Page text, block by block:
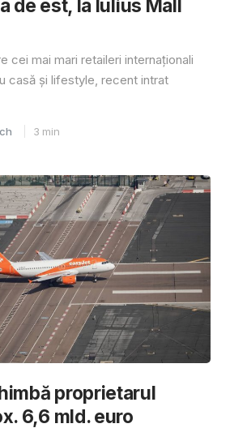
de est, la Iulius Mall
cei mai mari retaileri internaționali
casă și lifestyle, recent intrat
3 min
proprietarul
6,6 mld. euro